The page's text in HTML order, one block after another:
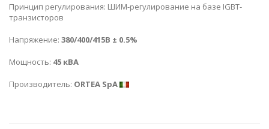
Принцип регулирования: ШИМ-регулирование на базе IGBT-
транзисторов
Напряжение: 380/400/415В ± 0.5%
Мощность: 45 кВА
Производитель: ORTEA SpA